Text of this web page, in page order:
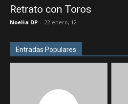
Retrato con Toros
Noelia DP - 22 enero, 12
Entradas Populares